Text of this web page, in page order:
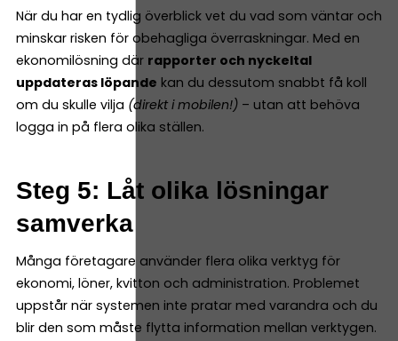
När du har en tydlig överblick vet du vad som väntar och
minskar risken för obehagliga överraskningar. Med en
ekonomilösning där rapporter och nyckeltal
uppdateras löpande kan du dessutom snabbt få koll
om du skulle vilja (direkt i mobilen!) – utan att behöva
logga in på flera olika ställen.
Steg 5: Låt olika lösningar
samverka
Många företagare använder flera olika verktyg för
ekonomi, löner, kvitton och administration. Problemet
uppstår när systemen inte pratar med varandra och du
blir den som måste flytta information mellan verktygen.